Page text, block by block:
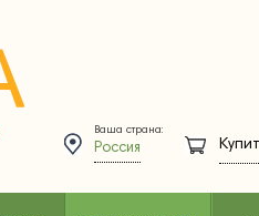
Ваша страна:
Россия